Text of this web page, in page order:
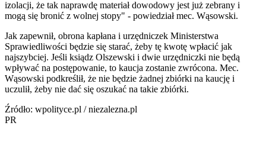
izolacji, że tak naprawdę materiał dowodowy jest już zebrany i
mogą się bronić z wolnej stopy" - powiedział mec. Wąsowski.
Jak zapewnił, obrona kapłana i urzędniczek Ministerstwa
Sprawiedliwości będzie się starać, żeby tę kwotę wpłacić jak
najszybciej. Jeśli ksiądz Olszewski i dwie urzędniczki nie będą
wpływać na postępowanie, to kaucja zostanie zwrócona. Mec.
Wąsowski podkreślił, że nie będzie żadnej zbiórki na kaucję i
uczulił, żeby nie dać się oszukać na takie zbiórki.
Źródło: wpolityce.pl / niezalezna.pl
PR